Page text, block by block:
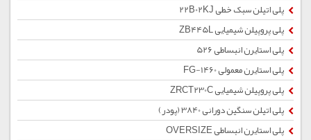
پلی اتیلن سبک خطی 22B02KJ
پلی پروپیلن شیمیایی ZB445L
پلی استایرن انبساطی 526
پلی استایرن معمولی 1460-FG
پلی پروپیلن شیمیایی ZRCT230C
پلی اتیلن سنگین دورانی 3840 (پودر)
پلی استایرن انبساطی OVERSIZE